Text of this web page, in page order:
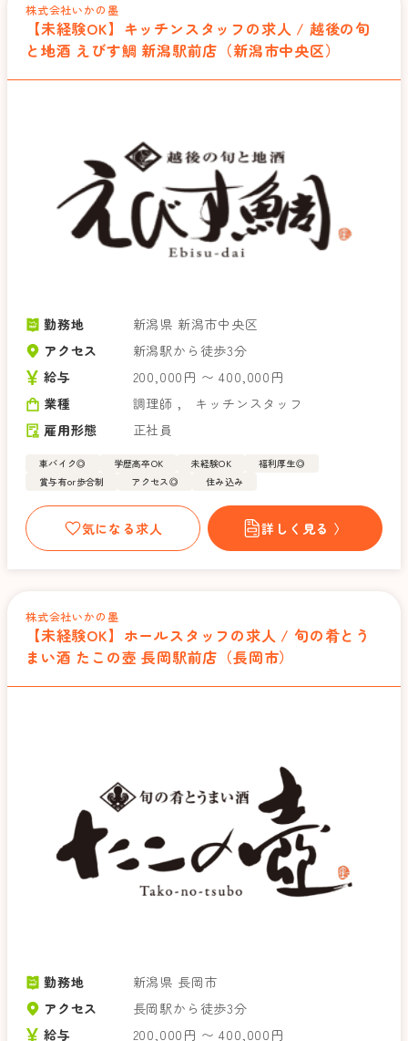
株式会社いかの墨
【未経験OK】キッチンスタッフの求人 / 越後の旬
と地酒 えびす鯛 新潟駅前店（新潟市中央区）
勤務地
新潟県 新潟市中央区
アクセス
新潟駅から徒歩3分
給与
200,000円 〜 400,000円
業種
調理師 ，
キッチンスタッフ
雇用形態
正社員
車バイク◎ 学歴高卒OK 未経験OK
福利厚生◎
賞与有or歩合制
アクセス◎ 住み込み
気になる求人 詳しく見る 〉
株式会社いかの墨
【未経験OK】ホールスタッフの求人 / 旬の肴とう
まい酒 たこの壺 長岡駅前店（長岡市）
勤務地
新潟県 長岡市
アクセス
長岡駅から徒歩3分
給与
200,000円 〜 400,000円